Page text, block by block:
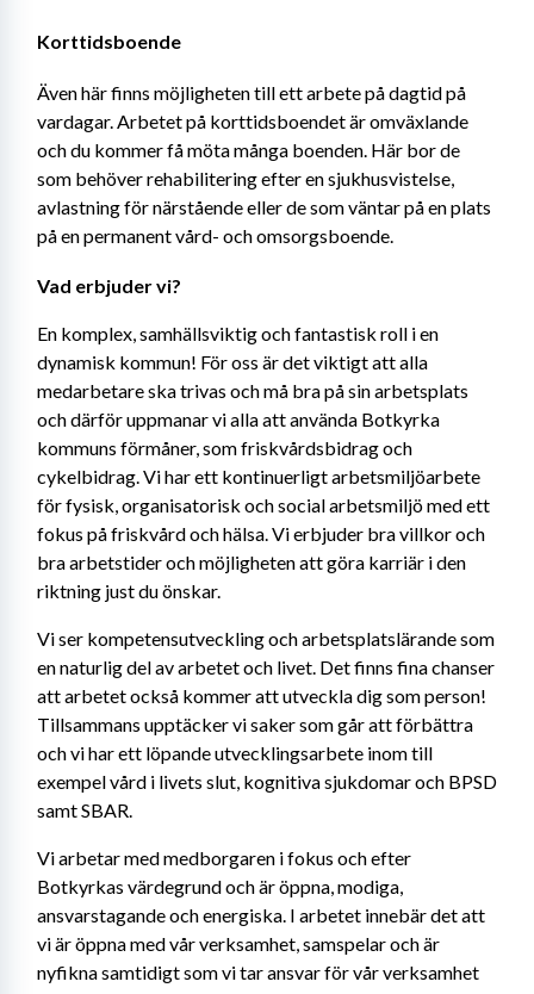
Korttidsboende
Även här finns möjligheten till ett arbete på dagtid på
vardagar. Arbetet på korttidsboendet är omväxlande
och du kommer få möta många boenden. Här bor de
som behöver rehabilitering efter en sjukhusvistelse,
avlastning för närstående eller de som väntar på en plats
på en permanent vård- och omsorgsboende.
Vad erbjuder vi?
En komplex, samhällsviktig och fantastisk roll i en
dynamisk kommun! För oss är det viktigt att alla
medarbetare ska trivas och må bra på sin arbetsplats
och därför uppmanar vi alla att använda Botkyrka
kommuns förmåner, som friskvårdsbidrag och
cykelbidrag. Vi har ett kontinuerligt arbetsmiljöarbete
för fysisk, organisatorisk och social arbetsmiljö med ett
fokus på friskvård och hälsa. Vi erbjuder bra villkor och
bra arbetstider och möjligheten att göra karriär i den
riktning just du önskar.
Vi ser kompetensutveckling och arbetsplatslärande som
en naturlig del av arbetet och livet. Det finns fina chanser
att arbetet också kommer att utveckla dig som person!
Tillsammans upptäcker vi saker som går att förbättra
och vi har ett löpande utvecklingsarbete inom till
exempel vård i livets slut, kognitiva sjukdomar och BPSD
samt SBAR.
Vi arbetar med medborgaren i fokus och efter
Botkyrkas värdegrund och är öppna, modiga,
ansvarstagande och energiska. I arbetet innebär det att
vi är öppna med vår verksamhet, samspelar och är
nyfikna samtidigt som vi tar ansvar för vår verksamhet